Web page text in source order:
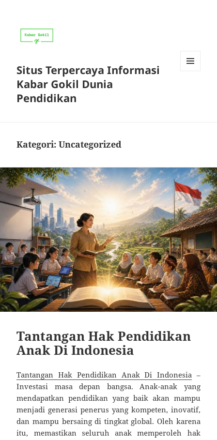
Situs Terpercaya Informasi
Kabar Gokil Dunia
Pendidikan
Kategori:Uncategorized
Tantangan Hak Pendidikan
Anak Di Indonesia
Tantangan Hak Pendidikan Anak Di Indonesia–
Investasi masa depan bangsa. Anak-anak yang
mendapatkan pendidikan yang baik akan mampu
menjadi generasi penerus yang kompeten, inovatif,
dan mampu bersaing di tingkat global. Oleh karena
itu, memastikan seluruh anak memperoleh hak